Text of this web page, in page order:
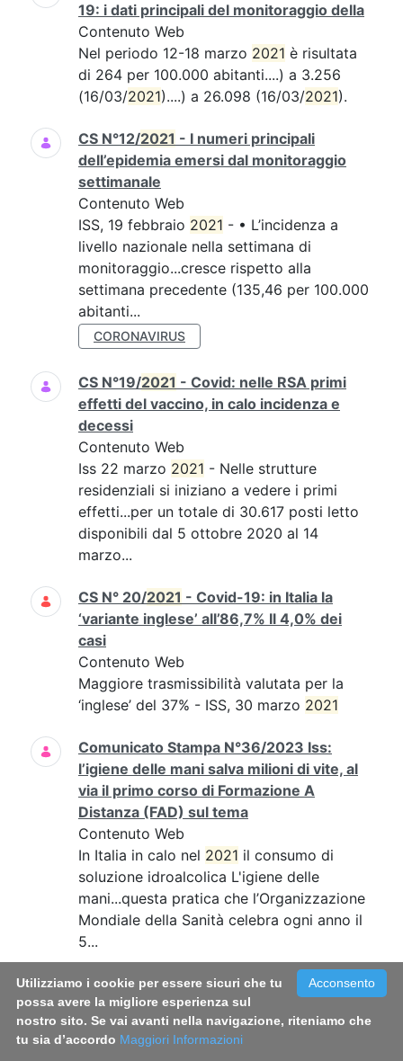
19: i dati principali del monitoraggio della
Contenuto Web
Nel periodo 12-18 marzo 2021 è risultata
di 264 per 100.000 abitanti....) a 3.256
(16/03/2021)....) a 26.098 (16/03/2021).
CS N°12/2021 - I numeri principali
dell’epidemia emersi dal monitoraggio
settimanale
Contenuto Web
ISS, 19 febbraio 2021 - • L’incidenza a
livello nazionale nella settimana di
monitoraggio...cresce rispetto alla
settimana precedente (135,46 per 100.000
abitanti...
CORONAVIRUS
CS N°19/2021 - Covid: nelle RSA primi
effetti del vaccino, in calo incidenza e
decessi
Contenuto Web
Iss 22 marzo 2021 - Nelle strutture
residenziali si iniziano a vedere i primi
effetti...per un totale di 30.617 posti letto
disponibili dal 5 ottobre 2020 al 14
marzo...
CS N° 20/2021 - Covid-19: in Italia la
‘variante inglese’ all’86,7% Il 4,0% dei
casi
Contenuto Web
Maggiore trasmissibilità valutata per la
‘inglese’ del 37% - ISS, 30 marzo 2021
Comunicato Stampa N°36/2023 Iss:
l’igiene delle mani salva milioni di vite, al
via il primo corso di Formazione A
Distanza (FAD) sul tema
Contenuto Web
In Italia in calo nel 2021 il consumo di
soluzione idroalcolica L'igiene delle
mani...questa pratica che l’Organizzazione
Mondiale della Sanità celebra ogni anno il
5...
Comunicato Stampa N°39/2022 - Fumo:
in Italia circa 800mila fumatori in più
rispetto al 2019. Triplicato il consumo di
sigarette a tabacco riscaldato
Acconsento
Utilizziamo i cookie per essere sicuri che tu
possa avere la migliore esperienza sul
nostro sito. Se vai avanti nella navigazione, riteniamo che
tu sia d’accordo Maggiori Informazioni